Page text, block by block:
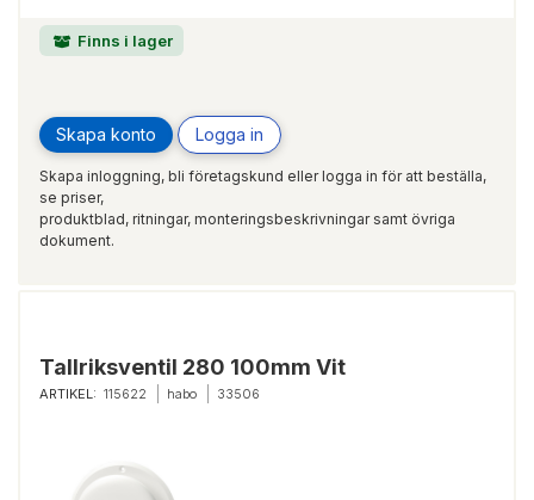
Finns i lager
Skapa konto Logga in
Skapa inloggning, bli företagskund eller logga in för att beställa,
se priser,
produktblad, ritningar, monteringsbeskrivningar samt övriga
dokument.
Tallriksventil 280 100mm Vit
ARTIKEL: 115622 habo 33506